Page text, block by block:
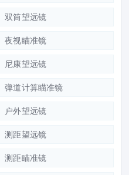
双筒望远镜
夜视瞄准镜
尼康望远镜
弹道计算瞄准镜
户外望远镜
测距望远镜
测距瞄准镜